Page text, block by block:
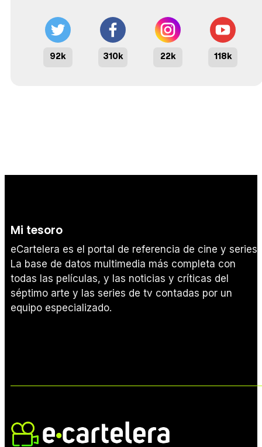
92k 310k 22k 118k
Mi tesoro
eCartelera es el portal de referencia de cine y series.
La base de datos multimedia más completa con
todas las películas, y las noticias y críticas del
séptimo arte y las series de tv contadas por un
equipo especializado.